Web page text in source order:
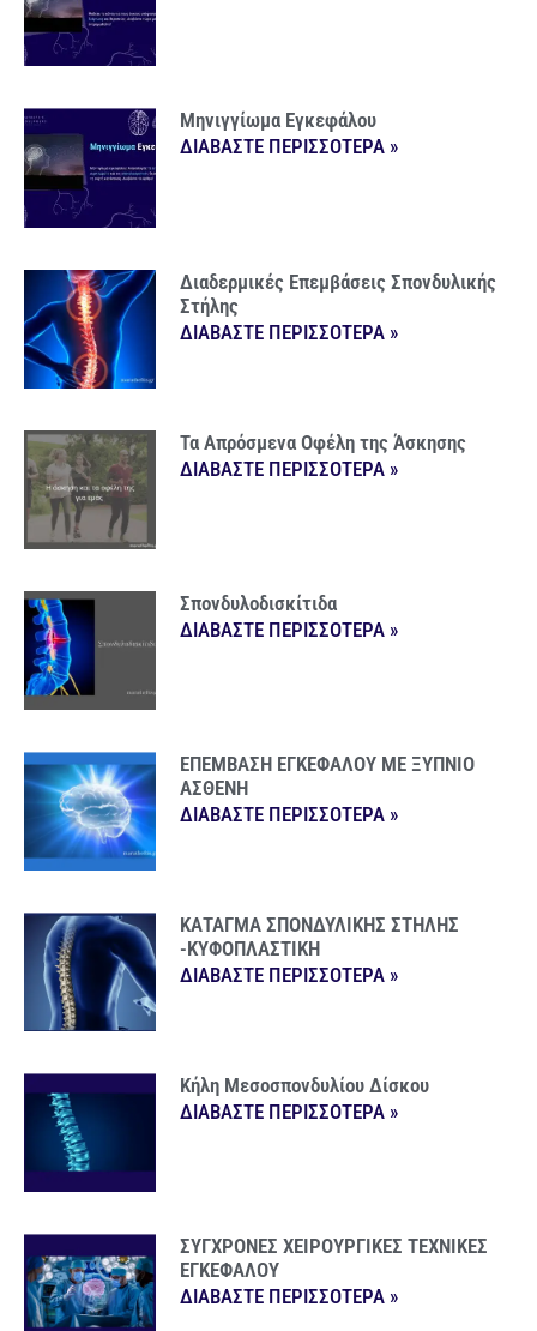
Μηνιγγίωμα Εγκεφάλου
ΔΙΑΒΑΣΤΕ ΠΕΡΙΣΣΟΤΕΡΑ »
Διαδερμικές Επεμβάσεις Σπονδυλικής
Στήλης
ΔΙΑΒΑΣΤΕ ΠΕΡΙΣΣΟΤΕΡΑ »
Τα Απρόσμενα Οφέλη της Άσκησης
ΔΙΑΒΑΣΤΕ ΠΕΡΙΣΣΟΤΕΡΑ »
Σπονδυλοδισκίτιδα
ΔΙΑΒΑΣΤΕ ΠΕΡΙΣΣΟΤΕΡΑ »
ΕΠΕΜΒΑΣΗ ΕΓΚΕΦΑΛΟΥ ΜΕ ΞΥΠΝΙΟ
ΑΣΘΕΝΗ
ΔΙΑΒΑΣΤΕ ΠΕΡΙΣΣΟΤΕΡΑ »
ΚΑΤΑΓΜΑ ΣΠΟΝΔΥΛΙΚΗΣ ΣΤΗΛΗΣ
-ΚΥΦΟΠΛΑΣΤΙΚΗ
ΔΙΑΒΑΣΤΕ ΠΕΡΙΣΣΟΤΕΡΑ »
Κήλη Μεσοσπονδυλίου Δίσκου
ΔΙΑΒΑΣΤΕ ΠΕΡΙΣΣΟΤΕΡΑ »
ΣΥΓΧΡΟΝΕΣ ΧΕΙΡΟΥΡΓΙΚΕΣ ΤΕΧΝΙΚΕΣ
ΕΓΚΕΦΑΛΟΥ
ΔΙΑΒΑΣΤΕ ΠΕΡΙΣΣΟΤΕΡΑ »